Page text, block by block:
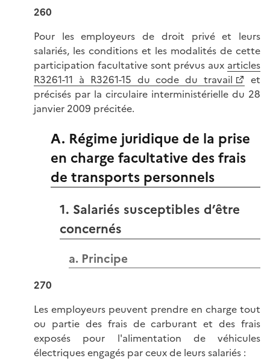
260
Pour les employeurs de droit privé et leurs
salariés, les conditions et les modalités de cette
participation facultative sont prévus aux articles
R3261-11 à R3261-15 du code du travail
et
précisés par la circulaire interministérielle du 28
janvier 2009 précitée.
A. Régime juridique de la prise
en charge facultative des frais
de transports personnels
1. Salariés susceptibles d’être
concernés
a. Principe
270
Les employeurs peuvent prendre en charge tout
ou partie des frais de carburant et des frais
exposés pour l'alimentation de véhicules
électriques engagés par ceux de leurs salariés :